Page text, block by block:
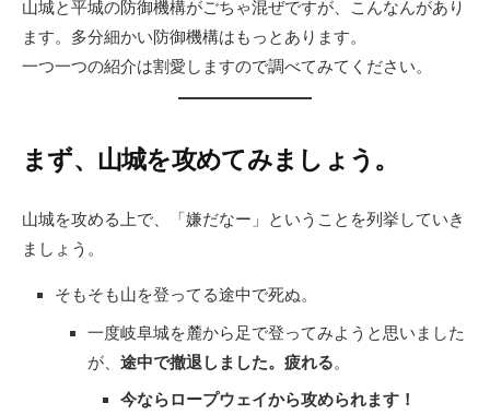
山城と平城の防御機構がごちゃ混ぜですが、こんなんがあり
ます。多分細かい防御機構はもっとあります。
一つ一つの紹介は割愛しますので調べてみてください。
まず、山城を攻めてみましょう。
山城を攻める上で、「嫌だなー」ということを列挙していき
ましょう。
そもそも山を登ってる途中で死ぬ。
一度岐阜城を麓から足で登ってみようと思いました
が、 途中で撤退しました。疲れる。
今ならロープウェイから攻められます！